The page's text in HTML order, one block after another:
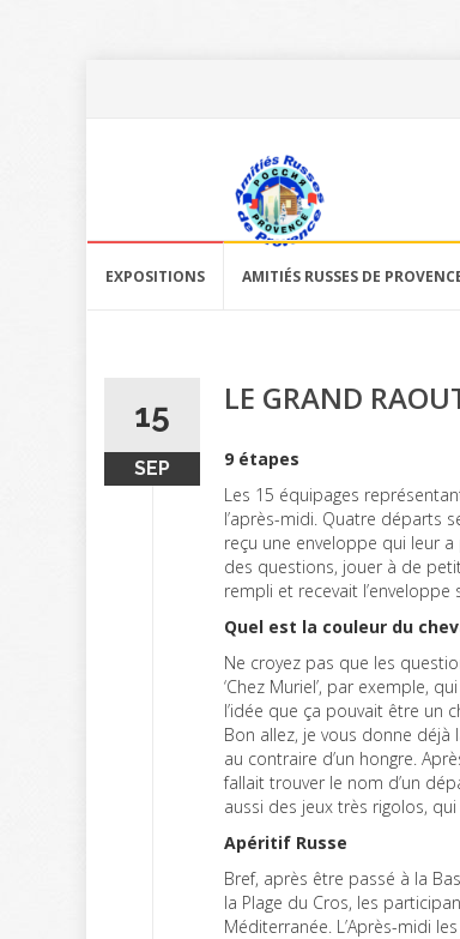
EXPOSITIONS AMITIÉS RUSSES DE
15
SEP
LE GRAND
9 étapes
Les 15 équipages
l’après-midi. Quatre départs
reçu une enveloppe qui leur
des questions, jouer à de
rempli et recevait l’enveloppe
Quel est la couleur du
Ne croyez pas que les
‘Chez Muriel’, par exemple,
l’idée que ça pouvait être un
Bon allez, je vous donne déjà
au contraire d’un hongre.
fallait trouver le nom d’un
aussi des jeux très rigolos,
Apéritif Russe
Bref, après être passé à la
la Plage du Cros, les
Méditerranée. L’Après-midi